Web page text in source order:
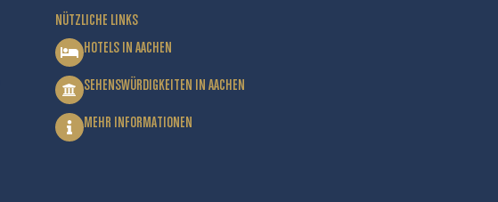
NÜTZLICHE LINKS
HOTELS IN AACHEN
SEHENSWÜRDIGKEITEN IN AACHEN
MEHR INFORMATIONEN